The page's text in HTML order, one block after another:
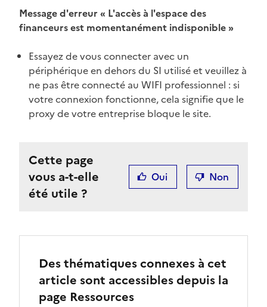
Message d'erreur « L'accès à l'espace des
financeurs est momentanément indisponible »
Essayez de vous connecter avec un
périphérique en dehors du SI utilisé et veuillez à
ne pas être connecté au WIFI professionnel : si
votre connexion fonctionne, cela signifie que le
proxy de votre entreprise bloque le site.
Cette page
vous a-t-elle
été utile ?
Oui Non
Des thématiques connexes à cet
article sont accessibles depuis la
page Ressources